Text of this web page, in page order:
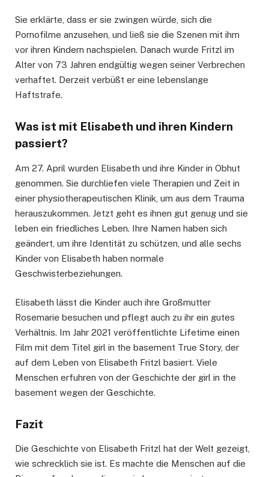
Sie erklärte, dass er sie zwingen würde, sich die
Pornofilme anzusehen, und ließ sie die Szenen mit ihm
vor ihren Kindern nachspielen. Danach wurde Fritzl im
Alter von 73 Jahren endgültig wegen seiner Verbrechen
verhaftet. Derzeit verbüßt ​​er eine lebenslange
Haftstrafe.
Was ist mit Elisabeth und ihren Kindern
passiert?
Am 27. April wurden Elisabeth und ihre Kinder in Obhut
genommen. Sie durchliefen viele Therapien und Zeit in
einer physiotherapeutischen Klinik, um aus dem Trauma
herauszukommen. Jetzt geht es ihnen gut genug und sie
leben ein friedliches Leben. Ihre Namen haben sich
geändert, um ihre Identität zu schützen, und alle sechs
Kinder von Elisabeth haben normale
Geschwisterbeziehungen.
Elisabeth lässt die Kinder auch ihre Großmutter
Rosemarie besuchen und pflegt auch zu ihr ein gutes
Verhältnis. Im Jahr 2021 veröffentlichte Lifetime einen
Film mit dem Titel girl in the basement True Story, der
auf dem Leben von Elisabeth Fritzl basiert. Viele
Menschen erfuhren von der Geschichte der girl in the
basement wegen der Geschichte.
Fazit
Die Geschichte von Elisabeth Fritzl hat der Welt gezeigt,
wie schrecklich sie ist. Es machte die Menschen auf die